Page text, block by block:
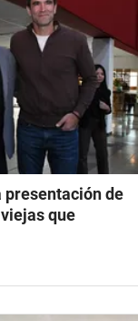
presentación de
que